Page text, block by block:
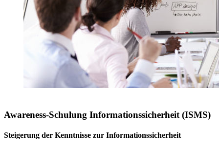
Awareness-Schulung Informationssicherheit (ISMS)
Steigerung der Kenntnisse zur Informationssicherheit